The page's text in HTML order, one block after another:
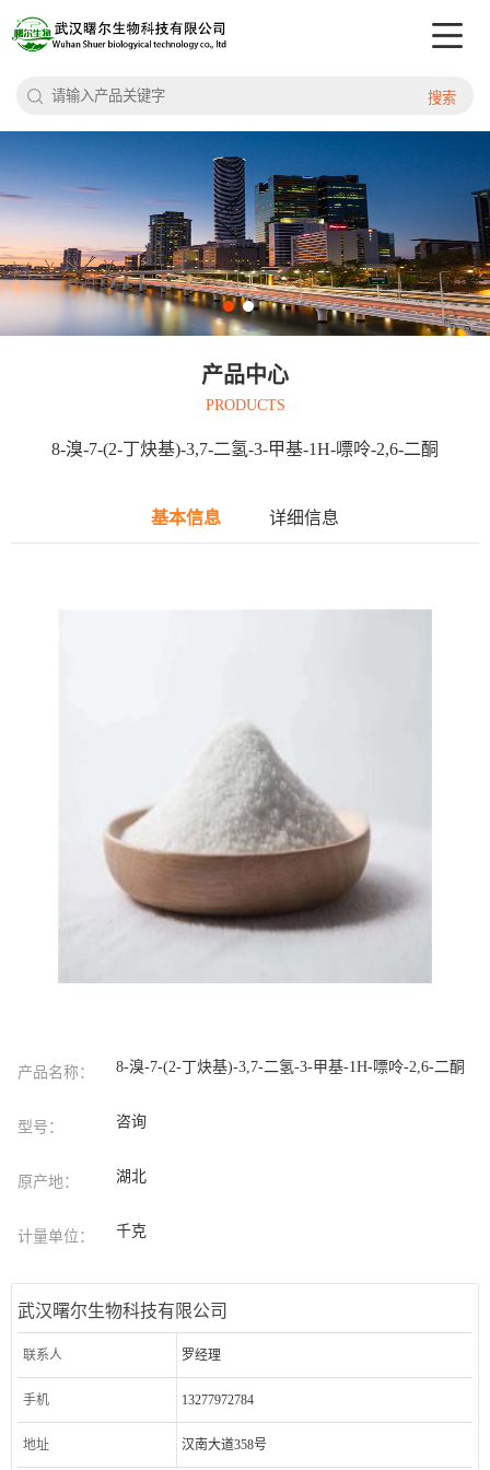
搜索
产品中心
PRODUCTS
8-溴-7-(2-丁炔基)-3,7-二氢-3-甲基-1H-嘌呤-2,6-二酮
基本信息 详细信息
产品名称： 8-溴-7-(2-丁炔基)-3,7-二氢-3-甲基-1H-嘌呤-2,6-二酮
型号： 咨询
原产地： 湖北
计量单位： 千克
武汉曙尔生物科技有限公司
联系人 罗经理
手机 13277972784
地址 汉南大道358号